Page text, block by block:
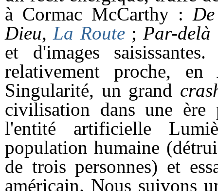
à Cormac McCarthy :
Dieu,La Route;Par-delà
et d'images
relativement proche,
Singularité, un grand
civilisation dans une ère
l'entité artificielle
population humaine
de trois personnes) et
américain. Nous suivons